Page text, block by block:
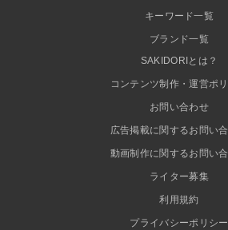
キーワード一覧
ブランド一覧
SAKIDORIとは？
コンテンツ制作・運営ポ
お問い合わせ
広告掲載に関するお問い
動画制作に関するお問い
ライター募集
利用規約
プライバシーポリシー